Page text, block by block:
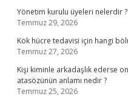
Yönetim kurulu üyeleri nelerdir ?
Temmuz 29, 2026
Kök hücre tedavisi için hangi
Temmuz 27, 2026
Kişi kiminle arkadaşlık ederse
atasözünün anlamı nedir ?
Temmuz 25, 2026